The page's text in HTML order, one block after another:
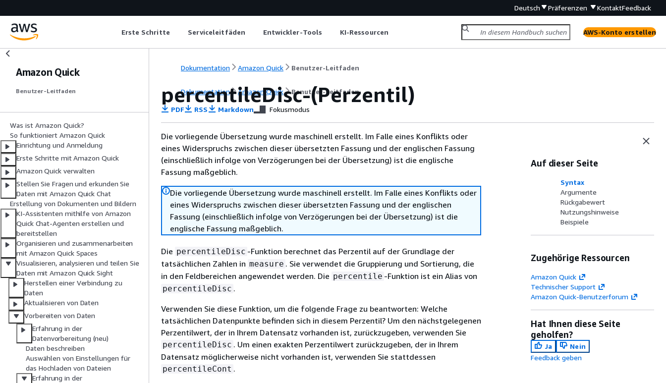
Deutsch Präferenzen KontaktFeedback
Erste Schritte Serviceleitfäden Entwickler-Tools KI-Ressourcen AWS-Konto erstellen
Amazon Quick
Benutzer-Leitfaden
Was ist Amazon Quick?
So funktioniert Amazon Quick
Einrichtung und Anmeldung
Erste Schritte mit Amazon Quick
Amazon Quick verwalten
Stellen Sie Fragen und erkunden Sie
Daten mit Amazon Quick Chat
Erstellung von Dokumenten und Bildern
KI-Assistenten mithilfe von Amazon
Quick Chat-Agenten erstellen und
bereitstellen
Organisieren und zusammenarbeiten
mit Amazon Quick Spaces
Visualisieren, analysieren und teilen Sie
Daten mit Amazon Quick Sight
Herstellen einer Verbindung zu
Daten
Aktualisieren von Daten
Vorbereiten von Daten
Erfahrung in der
Datenvorbereitung (neu)
Daten beschreiben
Auswählen von Einstellungen für
das Hochladen von Dateien
Erfahrung in der
Dokumentation Amazon Quick Benutzer-Leitfaden
Dokumentation Amazon Quick Benutzer-Leitfaden
percentileDisc-(Perzentil)
PDF RSS Markdown Fokusmodus
Die vorliegende Übersetzung wurde maschinell erstellt. Im Falle eines Konflikts oder
eines Widerspruchs zwischen dieser übersetzten Fassung und der englischen Fassung
(einschließlich infolge von Verzögerungen bei der Übersetzung) ist die englische
Fassung maßgeblich.
Die vorliegende Übersetzung wurde maschinell erstellt. Im Falle eines Konflikts oder
eines Widerspruchs zwischen dieser übersetzten Fassung und der englischen
Fassung (einschließlich infolge von Verzögerungen bei der Übersetzung) ist die
englische Fassung maßgeblich.
Die percentileDisc -Funktion berechnet das Perzentil auf der Grundlage der
tatsächlichen Zahlen in measure . Sie verwendet die Gruppierung und Sortierung, die
in den Feldbereichen angewendet werden. Die percentile -Funktion ist ein Alias von
percentileDisc .
Verwenden Sie diese Funktion, um die folgende Frage zu beantworten: Welche
tatsächlichen Datenpunkte befinden sich in diesem Perzentil? Um den nächstgelegenen
Perzentilwert, der in Ihrem Datensatz vorhanden ist, zurückzugeben, verwenden Sie
percentileDisc . Um einen exakten Perzentilwert zurückzugeben, der in Ihrem
Datensatz möglicherweise nicht vorhanden ist, verwenden Sie stattdessen
percentileCont .
Auf dieser Seite
Syntax
Argumente
Rückgabewert
Nutzungshinweise
Beispiele
Zugehörige Ressourcen
Amazon Quick
Technischer Support
Amazon Quick-Benutzerforum
Hat Ihnen diese Seite
geholfen?
Ja
Nein
Feedback geben